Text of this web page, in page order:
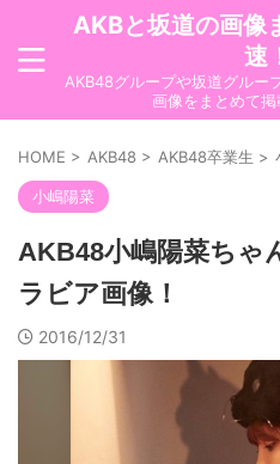
AKBと坂道の画像
速
AKB48グループや坂道グルー
画像をまとめて掲
HOME > AKB48 > AKB48卒業生 >
小嶋陽菜
AKB48小嶋陽菜ちゃ
ラビア画像！
2016/12/31